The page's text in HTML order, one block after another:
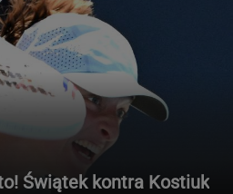
Świątek kontra Kostiuk